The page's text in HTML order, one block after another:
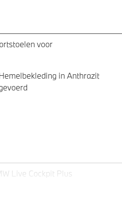
voor
in Anthrazit
Live Cockpit Plus